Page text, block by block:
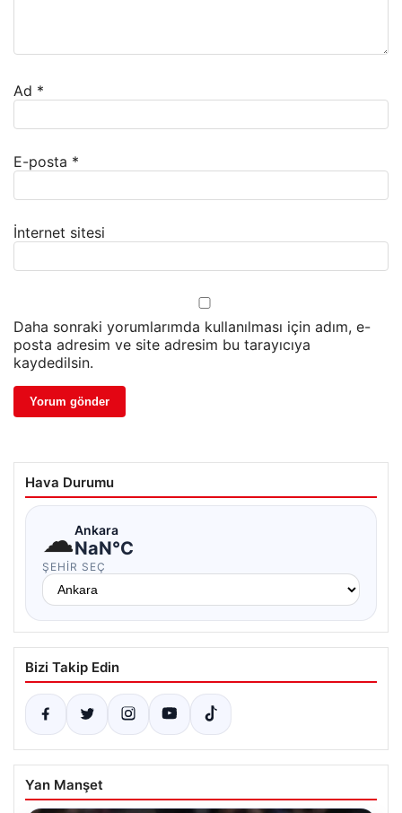
Ad *
E-posta *
İnternet sitesi
Daha sonraki yorumlarımda kullanılması için adım, e-
posta adresim ve site adresim bu tarayıcıya
kaydedilsin.
Hava Durumu
☁Ankara
NaN°C
ŞEHIR SEÇ
Bizi Takip Edin
Yan Manşet